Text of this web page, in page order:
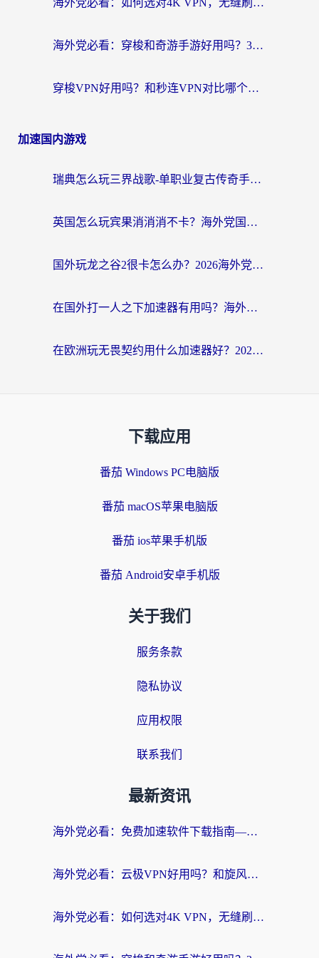
海外党必看：如何选对4K VPN，无缝刷国内剧听网易云？
海外党必看：穿梭和奇游手游好用吗？3步选对回国加速器，流畅看CCTV5海外直播
穿梭VPN好用吗？和秒连VPN对比哪个回国效果更好？海外党亲测实用指南
加速国内游戏
瑞典怎么玩三界战歌-单职业复古传奇手游？海外党国服游戏加速终极指南
英国怎么玩宾果消消消不卡？海外党国服游戏加速终极攻略（附守望第九大陆解决办法）
国外玩龙之谷2很卡怎么办？2026海外党必看的国服游戏加速全攻略
在国外打一人之下加速器有用吗？海外党国服游戏畅玩全攻略
在欧洲玩无畏契约用什么加速器好？2026海外党亲测有效指南
下载应用
番茄 Windows PC电脑版
番茄 macOS苹果电脑版
番茄 ios苹果手机版
番茄 Android安卓手机版
关于我们
服务条款
隐私协议
应用权限
联系我们
最新资讯
海外党必看：免费加速软件下载指南——无缝访问国内资源的正确打开方式
海外党必看：云极VPN好用吗？和旋风VPN对比哪个回国效果更好？附真实体验+选择攻略
海外党必看：如何选对4K VPN，无缝刷国内剧听网易云？